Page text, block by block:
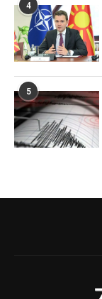
4
5